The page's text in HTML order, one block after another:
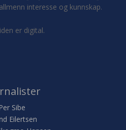
interesse og kunnskap.
er digital.
Sibe
Eilertsen